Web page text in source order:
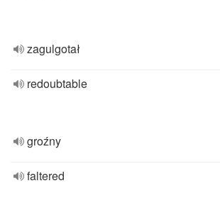
zagulgotał
redoubtable
groźny
faltered